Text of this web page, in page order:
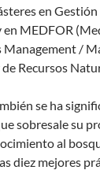
en
en MEDFOR
Management /
Recursos
se ha
sobresale su
al
diez mejores